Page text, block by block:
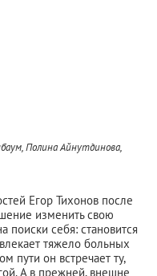
Полина Айнутдинова,
Егор Тихонов после
изменить свою
поиски себя: становится
тяжело больных
пути он встречает ту,
А в прежней, внешне